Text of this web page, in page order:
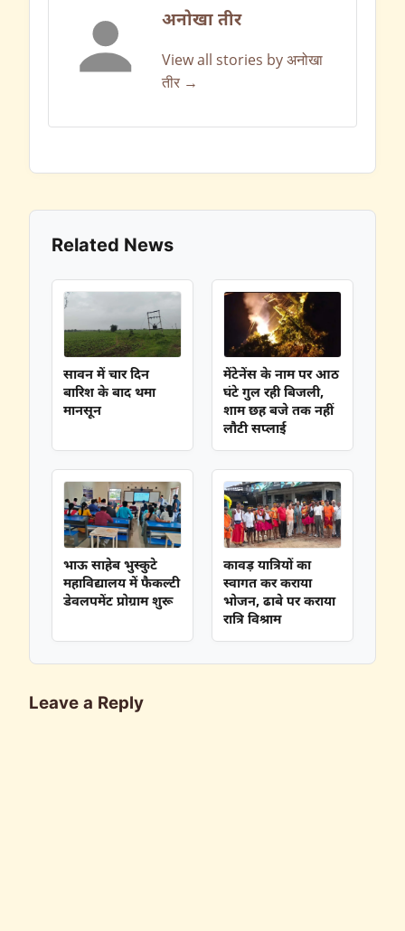
अनोखा तीर
View all stories by अनोखा
तीर →
Related News
सावन में चार दिन
बारिश के बाद थमा
मानसून
मेंटेनेंस के नाम पर आठ
घंटे गुल रही बिजली,
शाम छह बजे तक नहीं
लौटी सप्लाई
भाऊ साहेब भुस्कुटे
महाविद्यालय में फैकल्टी
डेवलपमेंट प्रोग्राम शुरू
कावड़ यात्रियों का
स्वागत कर कराया
भोजन, ढाबे पर कराया
रात्रि विश्राम
Leave a Reply